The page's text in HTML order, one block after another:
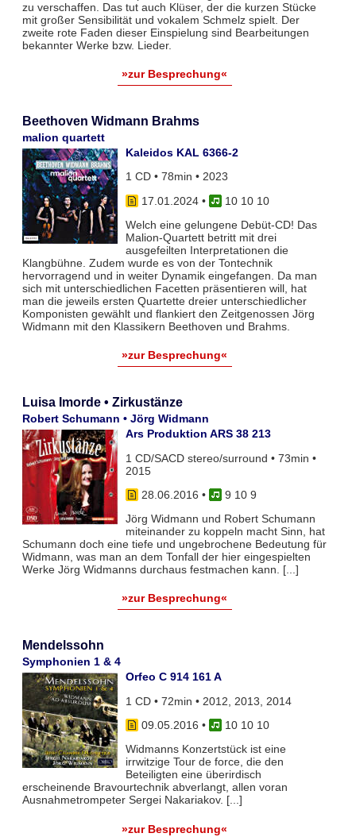
zu verschaffen. Das tut auch Klüser, der die kurzen Stücke
mit großer Sensibilität und vokalem Schmelz spielt. Der
zweite rote Faden dieser Einspielung sind Bearbeitungen
bekannter Werke bzw. Lieder.
»zur Besprechung«
Beethoven Widmann Brahms
malion quartett
Kaleidos KAL 6366-2
1 CD • 78min • 2023
17.01.2024•
10 10 10
Welch eine gelungene Debüt-CD! Das
Malion-Quartett betritt mit drei
ausgefeilten Interpretationen die
Klangbühne. Zudem wurde es von der Tontechnik
hervorragend und in weiter Dynamik eingefangen. Da man
sich mit unterschiedlichen Facetten präsentieren will, hat
man die jeweils ersten Quartette dreier unterschiedlicher
Komponisten gewählt und flankiert den Zeitgenossen Jörg
Widmann mit den Klassikern Beethoven und Brahms.
»zur Besprechung«
Luisa Imorde • Zirkustänze
Robert Schumann • Jörg Widmann
Ars Produktion ARS 38 213
1 CD/SACD stereo/surround • 73min •
2015
28.06.2016 •
9 10 9
Jörg Widmann und Robert Schumann
miteinander zu koppeln macht Sinn, hat
Schumann doch eine tiefe und ungebrochene Bedeutung für
Widmann, was man an dem Tonfall der hier eingespielten
Werke Jörg Widmanns durchaus festmachen kann. [...]
»zur Besprechung«
Mendelssohn
Symphonien 1 & 4
Orfeo C 914 161 A
1 CD • 72min • 2012, 2013, 2014
09.05.2016 •
10 10 10
Widmanns Konzertstück ist eine
irrwitzige Tour de force, die den
Beteiligten eine überirdisch
erscheinende Bravourtechnik abverlangt, allen voran
Ausnahmetrompeter Sergei Nakariakov. [...]
»zur Besprechung«